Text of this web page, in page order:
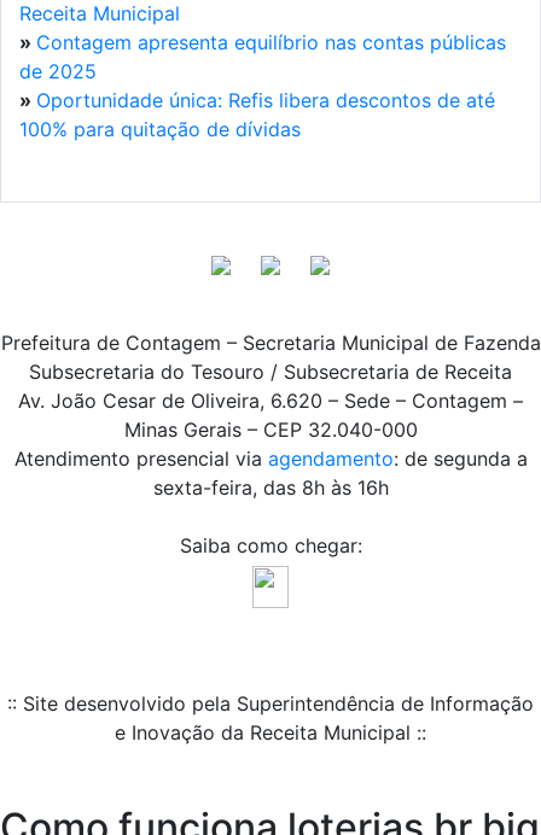
Receita Municipal
» Contagem apresenta equilíbrio nas contas públicas
de 2025
» Oportunidade única: Refis libera descontos de até
100% para quitação de dívidas
Prefeitura de Contagem – Secretaria Municipal de Fazenda
Subsecretaria do Tesouro / Subsecretaria de Receita
Av. João Cesar de Oliveira, 6.620 – Sede – Contagem –
Minas Gerais – CEP 32.040-000
Atendimento presencial via agendamento: de segunda a
sexta-feira, das 8h às 16h
Saiba como chegar:
:: Site desenvolvido pela Superintendência de Informação
e Inovação da Receita Municipal ::